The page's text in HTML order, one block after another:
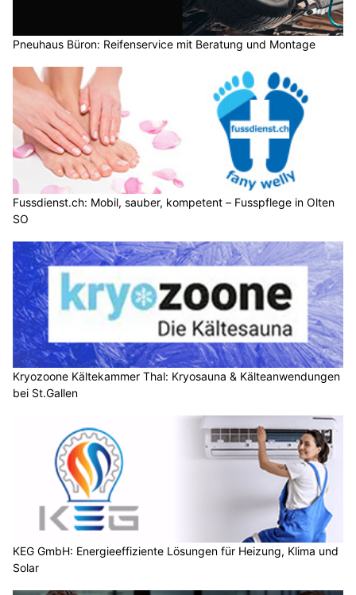
Pneuhaus Büron: Reifenservice mit Beratung und Montage
Fussdienst.ch: Mobil, sauber, kompetent – Fusspflege in Olten
SO
Kryozoone Kältekammer Thal: Kryosauna & Kälteanwendungen
bei St.Gallen
KEG GmbH: Energieeffiziente Lösungen für Heizung, Klima und
Solar